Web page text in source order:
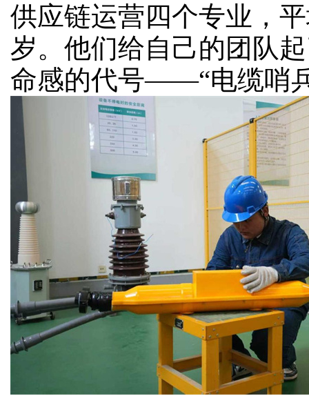
供应链运营四个专业，
岁。他们给自己的团队
命感的代号——“电缆哨